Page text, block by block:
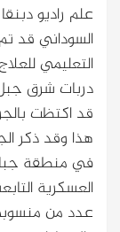
علم راديو
السوداني قد
التعليمي
دربات شرق
قد اكتظت
هذا وقد ذكر
في منطقة
العسكرية
عدد من